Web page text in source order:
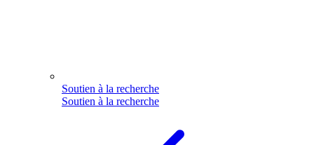
Soutien à la recherche
Soutien à la recherche